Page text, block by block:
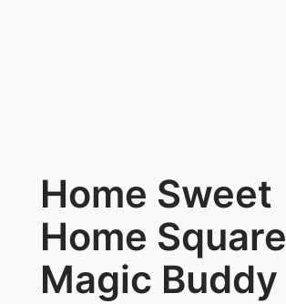
Home Sweet
Home Square
Magic Buddy